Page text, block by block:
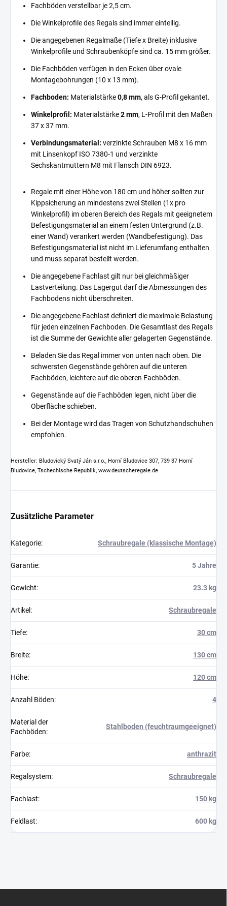
Fachböden verstellbar je 2,5 cm.
Die Winkelprofile des Regals sind immer einteilig.
Die angegebenen Regalmaße (Tiefe x Breite) inklusive
Winkelprofile und Schraubenköpfe sind ca. 15 mm größer.
Die Fachböden verfügen in den Ecken über ovale
Montagebohrungen (10 x 13 mm).
Fachboden: Materialstärke0,8 mm, als G-Profil gekantet.
Winkelprofil: Materialstärke2 mm, L-Profil mit den Maßen
37 x 37 mm.
Verbindungsmaterial: verzinkte Schrauben M8 x 16 mm
mit Linsenkopf ISO 7380-1 und verzinkte
Sechskantmuttern M8 mit Flansch DIN 6923.
Regale mit einer Höhe von 180 cm und höher sollten zur
Kippsicherung an mindestens zwei Stellen (1x pro
Winkelprofil) im oberen Bereich des Regals mit geeignetem
Befestigungsmaterial an einem festen Untergrund (z.B.
einer Wand) verankert werden (Wandbefestigung). Das
Befestigungsmaterial ist nicht im Lieferumfang enthalten
und muss separat bestellt werden.
Die angegebene Fachlast gilt nur bei gleichmäßiger
Lastverteilung. Das Lagergut darf die Abmessungen des
Fachbodens nicht überschreiten.
Die angegebene Fachlast definiert die maximale Belastung
für jeden einzelnen Fachboden. Die Gesamtlast des Regals
ist die Summe der Gewichte aller gelagerten Gegenstände.
Beladen Sie das Regal immer von unten nach oben. Die
schwersten Gegenstände gehören auf die unteren
Fachböden, leichtere auf die oberen Fachböden.
Gegenstände auf die Fachböden legen, nicht über die
Oberfläche schieben.
Bei der Montage wird das Tragen von Schutzhandschuhen
empfohlen.
Hersteller: Bludovický Svatý Ján s.r.o., Horní Bludovice 307, 739 37 Horní
Bludovice, Tschechische Republik, www.deutscheregale.de
Zusätzliche Parameter
Kategorie: Schraubregale (klassische Montage)
Garantie: 5 Jahre
Gewicht: 23.3 kg
Artikel : Schraubregale
Tiefe: 30 cm
Breite: 130 cm
Höhe: 120 cm
Anzahl Böden: 4
Material der
Fachböden:
Stahlboden (feuchtraumgeeignet)
Farbe: anthrazit
Regalsystem: Schraubregale
Fachlast: 150 kg
Feldlast: 600 kg